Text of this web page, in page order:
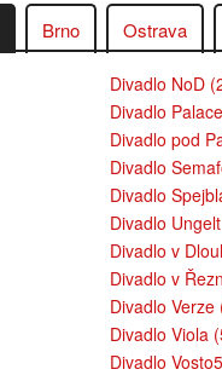
Brno Ostrava
Divadlo NoD
Divadlo
Divadlo pod
Divadlo
Divadlo
Divadlo
Divadlo v
Divadlo v
Divadlo Verze
Divadlo Viola
Divadlo